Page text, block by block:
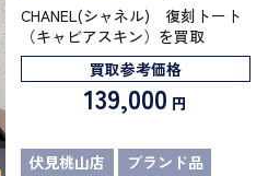
CHANEL(シャネル) 復刻トート
（キャビアスキン）を買取
買取参考価格
139,000 円
伏見桃山店 ブランド品